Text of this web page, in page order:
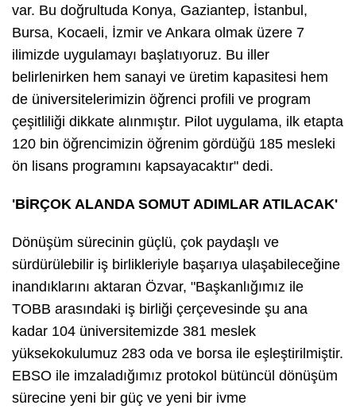
var. Bu doğrultuda Konya, Gaziantep, İstanbul,
Bursa, Kocaeli, İzmir ve Ankara olmak üzere 7
ilimizde uygulamayı başlatıyoruz. Bu iller
belirlenirken hem sanayi ve üretim kapasitesi hem
de üniversitelerimizin öğrenci profili ve program
çeşitliliği dikkate alınmıştır. Pilot uygulama, ilk etapta
120 bin öğrencimizin öğrenim gördüğü 185 mesleki
ön lisans programını kapsayacaktır" dedi.
'BİRÇOK ALANDA SOMUT ADIMLAR ATILACAK'
Dönüşüm sürecinin güçlü, çok paydaşlı ve
sürdürülebilir iş birlikleriyle başarıya ulaşabileceğine
inandıklarını aktaran Özvar, "Başkanlığımız ile
TOBB arasındaki iş birliği çerçevesinde şu ana
kadar 104 üniversitemizde 381 meslek
yüksekokulumuz 283 oda ve borsa ile eşleştirilmiştir.
EBSO ile imzaladığımız protokol bütüncül dönüşüm
sürecine yeni bir güç ve yeni bir ivme